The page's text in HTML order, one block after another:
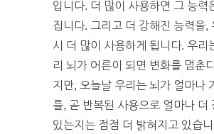
입니다. 더 많이 사용하면 그 능력
집니다. 그리고 더 강해진 능력을,
시 더 많이 사용하게 됩니다. 우리
리 뇌가 어른이 되면 변화를 멈춘
지만, 오늘날 우리는 뇌가 얼마나
를, 곧 반복된 사용으로 얼마나 더
있는지는 점점 더 밝혀지고 있습